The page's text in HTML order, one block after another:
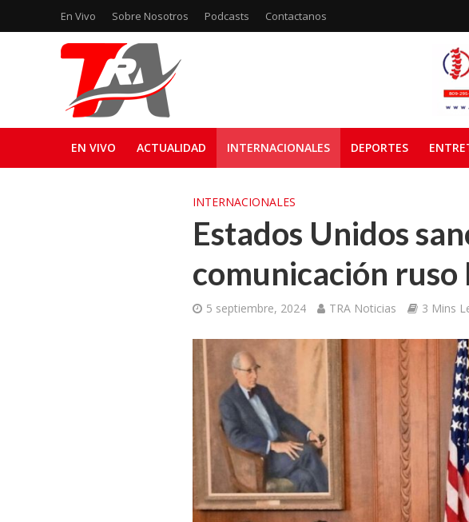
En Vivo Sobre Nosotros Podcasts Contactanos
EN VIVO ACTUALIDAD INTERNACIONALES DEPORTES
INTERNACIONALES
Estados Unidos
comunicación ruso
5 septiembre, 2024 TRA Noticias 3 Mins